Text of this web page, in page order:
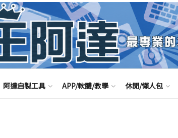
阿達自製工具 APP/軟體/教學 休閒/懶人包